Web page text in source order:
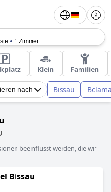
1 Zimmer
Klein Familien
nach Bissau Bolama
beeinflusst werden, die wir
Bissau